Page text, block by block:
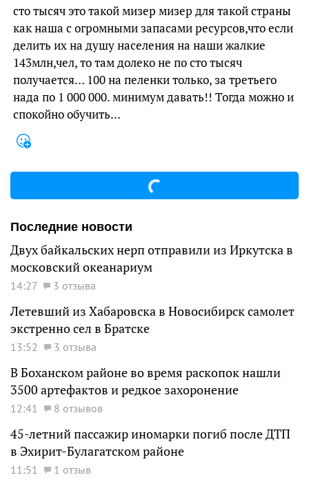
сто тысяч это такой мизер мизер для такой страны
как наша с огромными запасами ресурсов,что если
делить их на душу населения на наши жалкие
143млн,чел, то там долеко не по сто тысяч
получается… 100 на пеленки только, за третьего
нада по 1 000 000. минимум давать!! Тогда можно и
спокойно обучить…
Последние новости
Двух байкальских нерп отправили из Иркутска в
московский океанариум
14:27 3 отзыва
Летевший из Хабаровска в Новосибирск самолет
экстренно сел в Братске
13:52 3 отзыва
В Боханском районе во время раскопок нашли
3500 артефактов и редкое захоронение
12:41 8 отзывов
45-летний пассажир иномарки погиб после ДТП
в Эхирит-Булагатском районе
11:51
1 отзыв